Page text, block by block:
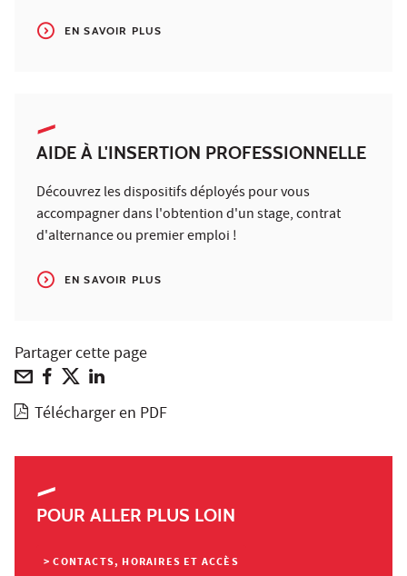
EN SAVOIR PLUS
AIDE À L'INSERTION PROFESSIONNELLE
Découvrez les dispositifs déployés pour vous
accompagner dans l'obtention d'un stage, contrat
d'alternance ou premier emploi !
EN SAVOIR PLUS
Partager cette page
Télécharger en PDF
POUR ALLER PLUS LOIN
> CONTACTS, HORAIRES ET ACCÈS